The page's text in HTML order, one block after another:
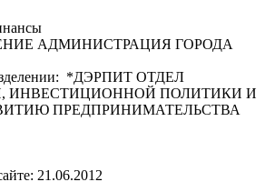
АДМИНИСТРАЦИЯ ГОРОДА
*ДЭРПИТ ОТДЕЛ
ИНВЕСТИЦИОННОЙ ПОЛИТИКИ И
ПРЕДПРИНИМАТЕЛЬСТВА
21.06.2012